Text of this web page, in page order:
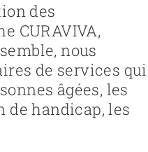
des
CURAVIVA,
nous
de services qui
âgées, les
de handicap, les